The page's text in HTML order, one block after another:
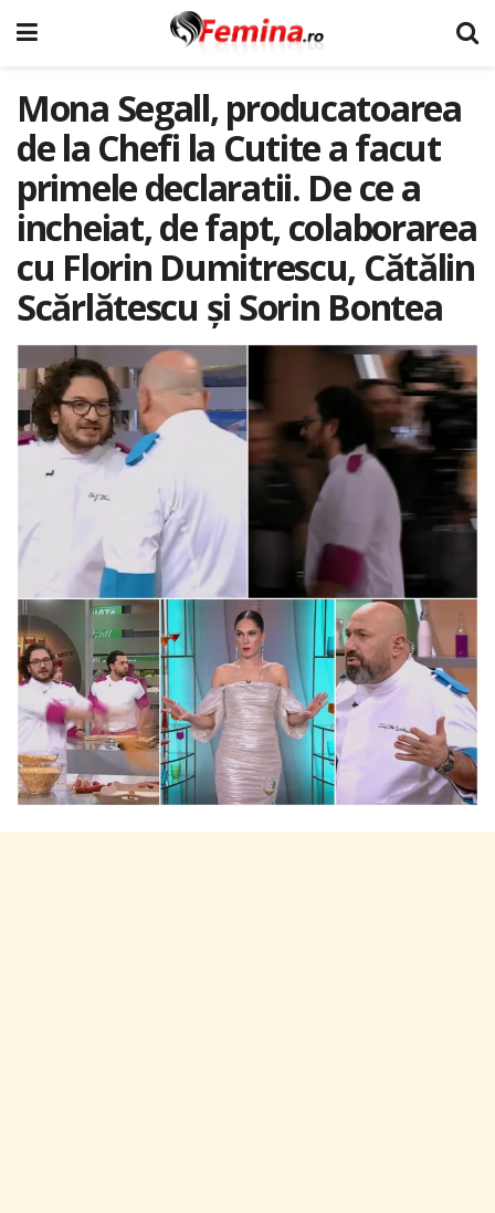
Mona Segall, producatoarea
de la Chefi la Cutite a facut
primele declaratii. De ce a
incheiat, de fapt, colaborarea
cu Florin Dumitrescu, Cătălin
Scărlătescu şi Sorin Bontea